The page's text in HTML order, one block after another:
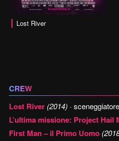
Lost River
CREW
Lost River (2014) · sceneggiatore
L’ultima missione: Project Hail
First Man – il Primo Uomo